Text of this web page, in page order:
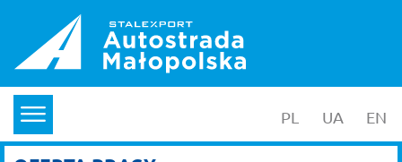
PL wersja polska
UA EN
menu